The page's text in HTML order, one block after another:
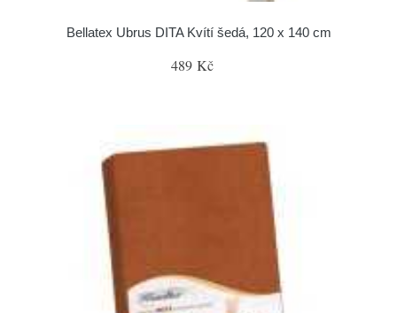
Bellatex Ubrus DITA Kvítí šedá, 120 x 140 cm
489 Kč